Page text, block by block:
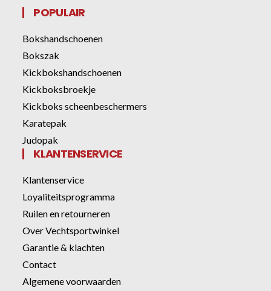
POPULAIR
Bokshandschoenen
Bokszak
Kickbokshandschoenen
Kickboksbroekje
Kickboks scheenbeschermers
Karatepak
Judopak
KLANTENSERVICE
Klantenservice
Loyaliteitsprogramma
Ruilen en retourneren
Over Vechtsportwinkel
Garantie & klachten
Contact
Algemene voorwaarden